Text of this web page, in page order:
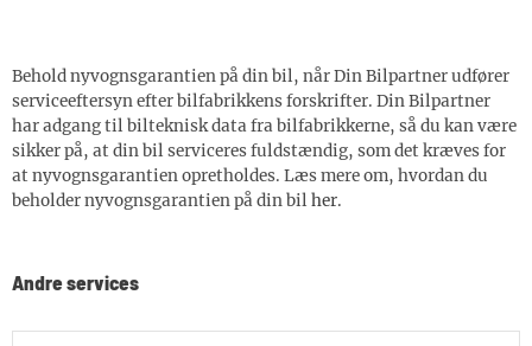
Behold nyvognsgarantien på din bil, når Din Bilpartner udfører
serviceeftersyn efter bilfabrikkens forskrifter. Din Bilpartner
har adgang til bilteknisk data fra bilfabrikkerne, så du kan være
sikker på, at din bil serviceres fuldstændig, som det kræves for
at nyvognsgarantien opretholdes. Læs mere om, hvordan du
beholder nyvognsgarantien på din bil her.
Andre services